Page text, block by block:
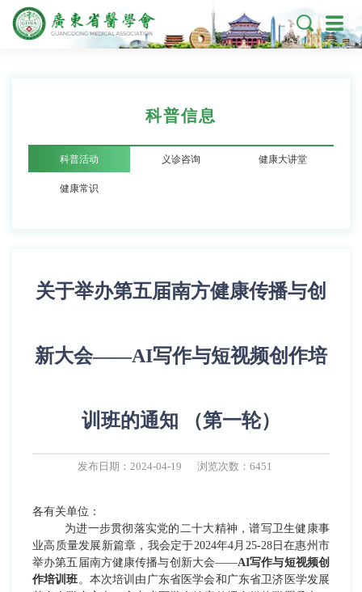

科普信息
科普活动 义诊咨询 健康大讲堂
健康常识
关于举办第五届南方健康传播与创
新大会——AI写作与短视频创作培
训班的通知 （第一轮）
发布日期：2024-04-19 浏览次数：6451
各有关单位：
为进一步贯彻落实党的二十大精神，谱写卫生健康事
业高质量发展新篇章，我会定于2024年4月25-28日在惠州市
举办第五届南方健康传播与创新大会——AI写作与短视频创
作培训班。本次培训由广东省医学会和广东省卫济医学发展